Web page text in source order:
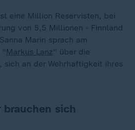
eine Million Reservisten, bei
von 5,5 Millionen - Finnland
Marin sprach am
" Markus Lanz" über die
sich an der Wehrhaftigkeit ihres
brauchen sich